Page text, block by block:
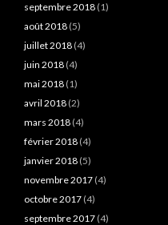
septembre 2018 (1)
août 2018 (5)
juillet 2018 (4)
juin 2018 (4)
mai 2018 (1)
avril 2018 (2)
mars 2018 (4)
février 2018 (4)
janvier 2018 (5)
novembre 2017 (4)
octobre 2017 (4)
septembre 2017 (4)